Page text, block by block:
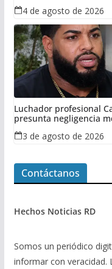
4 de agosto de 2026
Luchador profesional
presunta negligencia
3 de agosto de 2026
Contáctanos
Hechos Noticias RD
Somos un periódico
informar con veracidad.